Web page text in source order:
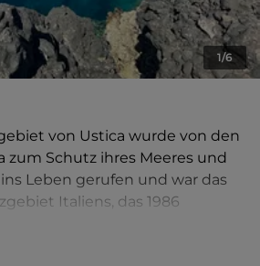
1/6
von Ustica wurde von den
zum Schutz ihres Meeres und
Leben gerufen und war das
Italiens, das 1986
ist das Meeresschutzgebiet